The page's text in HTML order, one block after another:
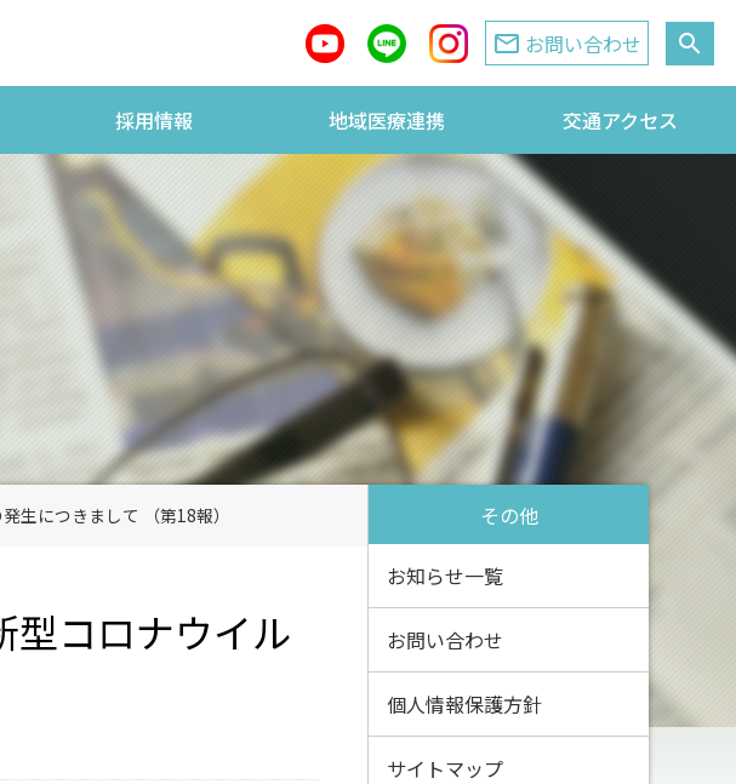
mail_outline お問い合わせ search
採用情報 地域医療連携 交通アクセス
生につきまして （第18報）
型コロナウイル
その他
お知らせ一覧
お問い合わせ
個人情報保護方針
サイトマップ